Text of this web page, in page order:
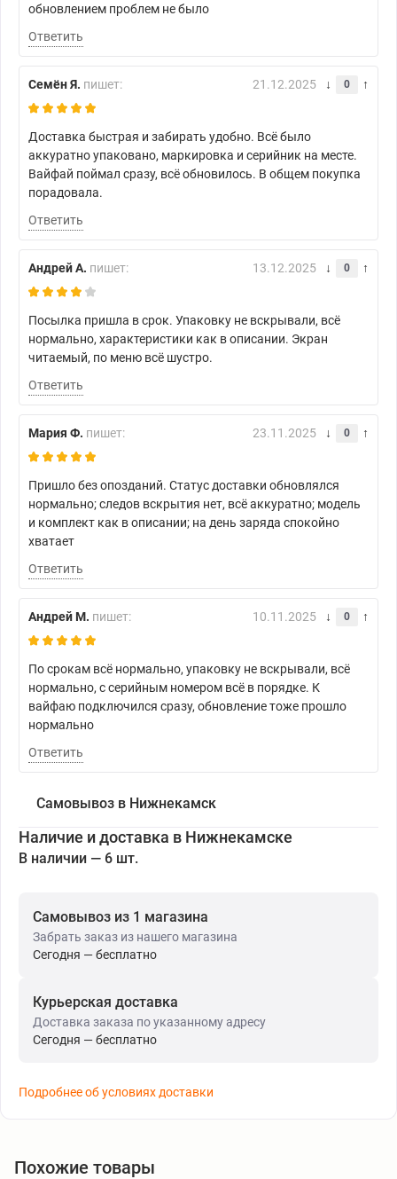
обновлением проблем не было
Ответить
Семён Я. пишет: 21.12.2025 0
Доставка быстрая и забирать удобно. Всё было
аккуратно упаковано, маркировка и серийник на месте.
Вайфай поймал сразу, всё обновилось. В общем покупка
порадовала.
Ответить
Андрей А. пишет: 13.12.2025 0
Посылка пришла в срок. Упаковку не вскрывали, всё
нормально, характеристики как в описании. Экран
читаемый, по меню всё шустро.
Ответить
Мария Ф. пишет: 23.11.2025 0
Пришло без опозданий. Статус доставки обновлялся
нормально; следов вскрытия нет, всё аккуратно; модель
и комплект как в описании; на день заряда спокойно
хватает
Ответить
Андрей М. пишет: 10.11.2025 0
По срокам всё нормально, упаковку не вскрывали, всё
нормально, с серийным номером всё в порядке. К
вайфаю подключился сразу, обновление тоже прошло
нормально
Ответить
Самовывоз в Нижнекамск
Наличие и доставка в Нижнекамске
В наличии — 6 шт.
Самовывоз из 1 магазина
Забрать заказ из нашего магазина
Сегодня — бесплатно
Курьерская доставка
Доставка заказа по указанному адресу
Сегодня — бесплатно
Подробнее об условиях доставки
Похожие товары